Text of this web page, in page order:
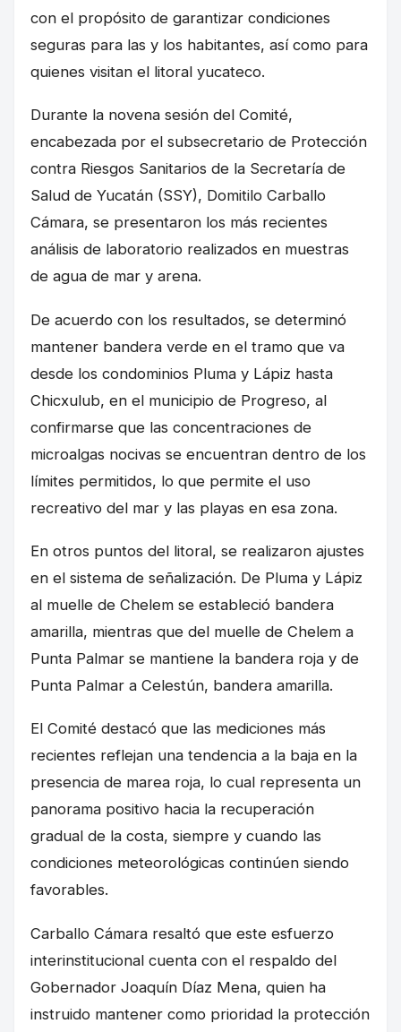
con el propósito de garantizar condiciones
seguras para las y los habitantes, así como para
quienes visitan el litoral yucateco.
Durante la novena sesión del Comité,
encabezada por el subsecretario de Protección
contra Riesgos Sanitarios de la Secretaría de
Salud de Yucatán (SSY), Domitilo Carballo
Cámara, se presentaron los más recientes
análisis de laboratorio realizados en muestras
de agua de mar y arena.
De acuerdo con los resultados, se determinó
mantener bandera verde en el tramo que va
desde los condominios Pluma y Lápiz hasta
Chicxulub, en el municipio de Progreso, al
confirmarse que las concentraciones de
microalgas nocivas se encuentran dentro de los
límites permitidos, lo que permite el uso
recreativo del mar y las playas en esa zona.
En otros puntos del litoral, se realizaron ajustes
en el sistema de señalización. De Pluma y Lápiz
al muelle de Chelem se estableció bandera
amarilla, mientras que del muelle de Chelem a
Punta Palmar se mantiene la bandera roja y de
Punta Palmar a Celestún, bandera amarilla.
El Comité destacó que las mediciones más
recientes reflejan una tendencia a la baja en la
presencia de marea roja, lo cual representa un
panorama positivo hacia la recuperación
gradual de la costa, siempre y cuando las
condiciones meteorológicas continúen siendo
favorables.
Carballo Cámara resaltó que este esfuerzo
interinstitucional cuenta con el respaldo del
Gobernador Joaquín Díaz Mena, quien ha
instruido mantener como prioridad la protección